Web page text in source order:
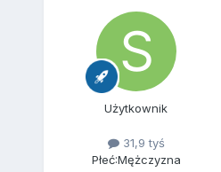
Użytkownik
31,9 tyś
Płeć:Mężczyzna